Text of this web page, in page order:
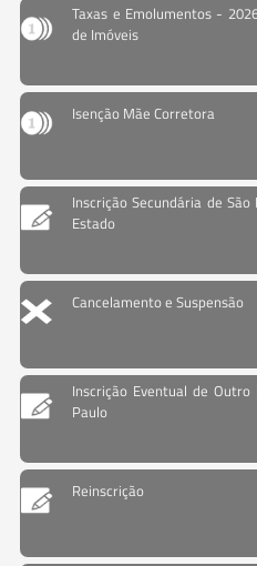
Taxas e Emolumentos -
de Imóveis
Isenção Mãe Corretora
Inscrição Secundária de
Estado
Cancelamento e Suspensão
Inscrição Eventual de Outro
Paulo
Reinscrição